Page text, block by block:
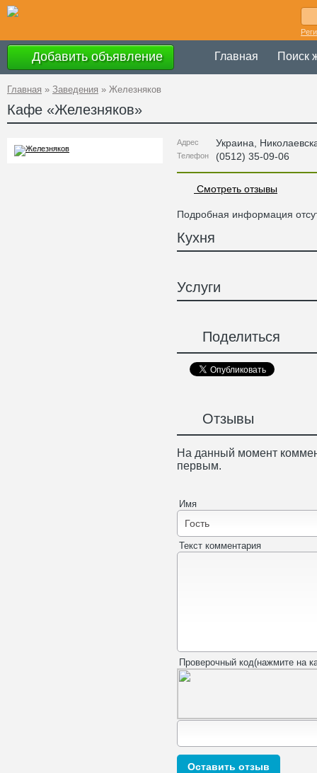
Добавить объявление Главная Поиск
Главная » Заведения » Железняков
Кафе «Железняков»
Адрес Украина
Телефон (0512) 35-09-06
Смотреть отзывы
Подробная информация
Кухня
Услуги
Поделиться
Отзывы
На данный момент
первым.
Имя
Текст комментария
Проверочный код(нажмите на